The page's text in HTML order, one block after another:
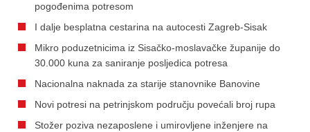
pogođenima potresom
I dalje besplatna cestarina na autocesti Zagreb-Sisak
Mikro poduzetnicima iz Sisačko-moslavačke županije do
30.000 kuna za saniranje posljedica potresa
Nacionalna naknada za starije stanovnike Banovine
Novi potresi na petrinjskom području povećali broj rupa
Stožer poziva nezaposlene i umirovljene inženjere na